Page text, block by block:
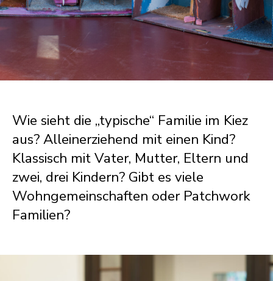
Wie sieht die „typische“ Familie im Kiez
aus? Alleinerziehend mit einen Kind?
Klassisch mit Vater, Mutter, Eltern und
zwei, drei Kindern? Gibt es viele
Wohngemeinschaften oder Patchwork
Familien?